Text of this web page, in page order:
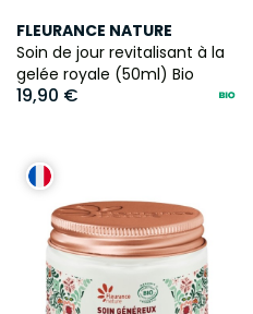
FLEURANCE NATURE
Soin de jour revitalisant à la
gelée royale (50ml) Bio
19,90 €